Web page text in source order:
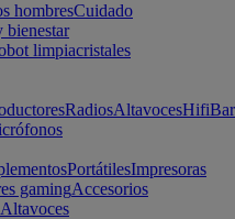
hombresCuidado
bienestar
limpiacristales
RadiosAltavocesHifi
PortátilesImpresoras
gamingAccesorios
Altavoces